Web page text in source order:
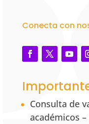
Conecta con
Consulta de
académicos –